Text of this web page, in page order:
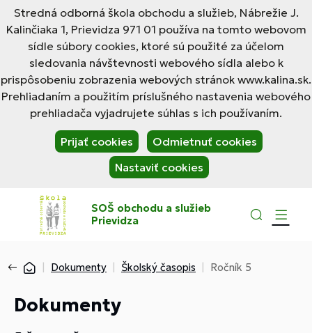
Stredná odborná škola obchodu a služieb, Nábrežie J.
Kalinčiaka 1, Prievidza 971 01 používa na tomto webovom
sídle súbory cookies, ktoré sú použité za účelom
sledovania návštevnosti webového sídla alebo k
prispôsobeniu zobrazenia webových stránok www.kalina.sk.
Prehliadaním a použitím príslušného nastavenia webového
prehliadača vyjadrujete súhlas s ich používaním.
Prijať cookies
Odmietnuť cookies
Nastaviť cookies
SOŠ obchodu a služieb
Prievidza
Dokumenty Školský časopis Ročník 5
Dokumenty